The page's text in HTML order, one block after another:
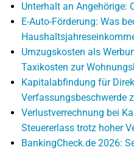
Unterhalt an Angehörige:
E-Auto-Förderung: Was
Umzugskosten als
Taxikosten zur
Kapitalabfindung für
Verfassungsbeschwerde
Verlustverrechnung bei
Steuererlass trotz hoher
BankingCheck.de 2026: